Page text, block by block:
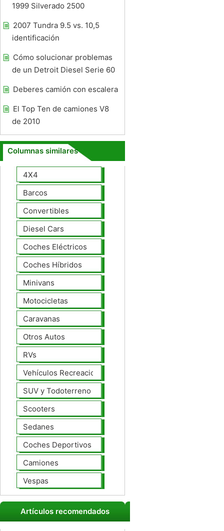
1999 Silverado 2500
2007 Tundra 9.5 vs. 10,5
identificación
Cómo solucionar problemas
de un Detroit Diesel Serie 60
Deberes camión con escalera
El Top Ten de camiones V8
de 2010
Columnas similares
4X4
Barcos
Convertibles
Diesel Cars
Coches Eléctricos
Coches Híbridos
Minivans
Motocicletas
Caravanas
Otros Autos
RVs
Vehículos Recreacionales
SUV y Todoterreno
Scooters
Sedanes
Coches Deportivos
Camiones
Vespas
Artículos recomendados